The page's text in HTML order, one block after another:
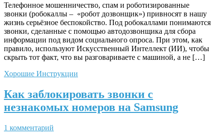
Телефонное мошенничество, спам и роботизированные
звонки (робокаллы – «робот дозвонщик») привносят в нашу
жизнь серьёзное беспокойство. Под робокаллами понимаются
звонки, сделанные с помощью автодозвонщика для сбора
информации под видом социального опроса. При этом, как
правило, используют Искусственный Интеллект (ИИ), чтобы
скрыть тот факт, что вы разговариваете с машиной, а не […]
Хорошие Инструкции
Как заблокировать звонки с
незнакомых номеров на Samsung
1 комментарий